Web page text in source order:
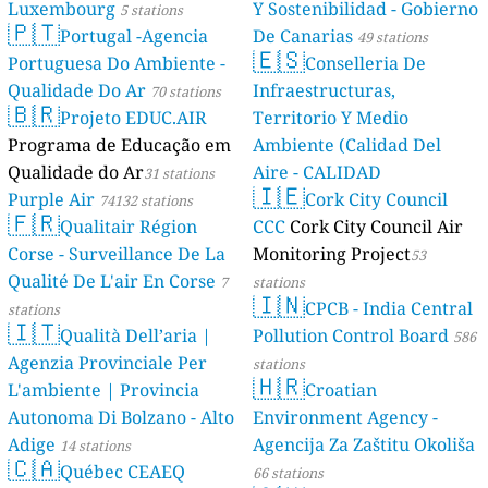
Y Sostenibilidad - Gobierno
De Canarias 49 stations
🇪🇸Conselleria De
Infraestructuras,
Territorio Y Medio
Ambiente (Calidad Del
Aire - CALIDAD
AMBIENTAL) 23 stations
🇮🇪Cork City Council
CCC Cork City Council Air
Monitoring Project53
stations
🇮🇳CPCB - India Central
Pollution Control Board 586
stations
🇭🇷Croatian
Environment Agency -
Agencija Za Zaštitu Okoliša
66 stations
Luxembourg 5 stations
🇵🇹Portugal -Agencia
Portuguesa Do Ambiente -
Qualidade Do Ar 70 stations
🇧🇷Projeto EDUC.AIR
Programa de Educação em
Qualidade do Ar31 stations
Purple Air 74132 stations
🇫🇷Qualitair Région
Corse - Surveillance De La
Qualité De L'air En Corse 7
stations
🇮🇹Qualità Dell’aria |
Agenzia Provinciale Per
L'ambiente | Provincia
Autonoma Di Bolzano - Alto
Adige 14 stations
🇨🇦Québec CEAEQ